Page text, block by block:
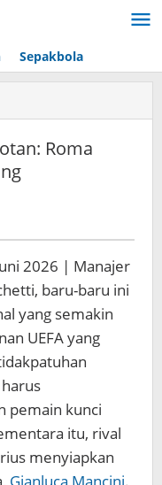
Sepakbola
Roma
2026 | Manajer
baru-baru ini
yang semakin
UEFA yang
harus
pemain kunci
itu, rival
menyiapkan